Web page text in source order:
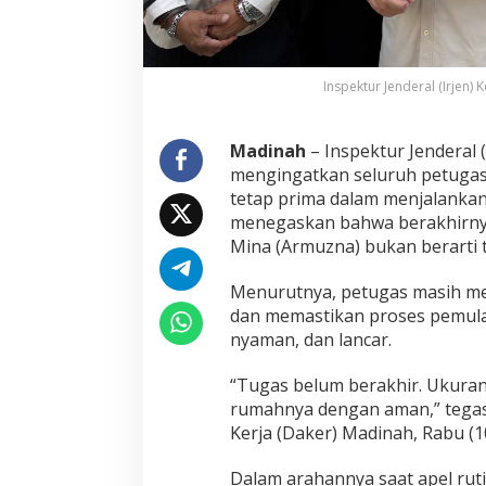
k
h
i
P
u
a
n
Inspektur Jenderal (Irjen)
Madinah – Inspektur Jenderal
mengingatkan seluruh
tetap prima dalam
menegaskan bahwa
Mina (Armuzna) bukan berarti
Menurutnya, petugas masih
dan memastikan proses
nyaman, dan lancar.
“Tugas belum berakhir.
rumahnya dengan aman,”
Kerja (Daker) Madinah, Rabu
Dalam arahannya saat apel